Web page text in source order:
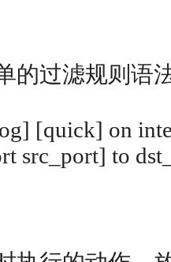
的过滤规则语
[quick] on
src_port] to